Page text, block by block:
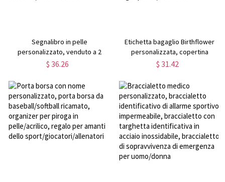
Segnalibro in pelle
personalizzato, venduto a 2
pezzi, regalo in pelle
di anniversario, regali per
viaggiatori/laurea, regalo per
studenti/amanti dei libri
$ 36.26
Etichetta bagaglio Birthflower
personalizzata, copertina
passaporto in pelle, etichetta
personalizzato e copertina
passaporto, regali di viaggio,
regali per lei/fidanzata
$ 31.42